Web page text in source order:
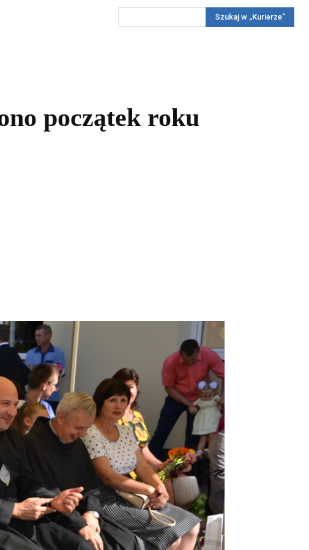
Reportaż KonkursyWięcej
Szukaj w „Kurierze”
początek roku